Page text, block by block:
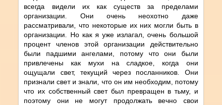
всегда видели их как существ за пределами
организации. Они очень неохотно даже
рассматривали, что некоторые их них могли быть в
организации. Но как я уже излагал, очень большой
процент членов этой организации действительно
были падшими ангелами, потому что они были
привлечены как мухи на сладкое, когда они
ощущали свет, текущий через посланников. Они
признали свет и знали, что он им необходим, потому
что их собственный свет был превращен в тьму, и
поэтому они не могут продолжать вечно свои